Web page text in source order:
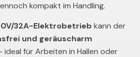
kompakt im Handling.
32A-Elektrobetrieb kann der
und geräuscharm
für Arbeiten in Hallen oder